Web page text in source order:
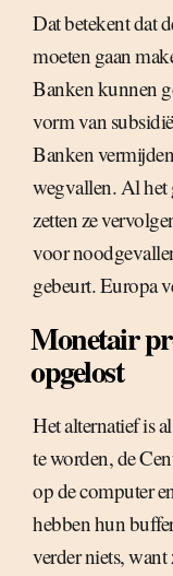
Dat betekent dat
moeten gaan
Banken kunnen
vorm van
Banken
wegvallen. Al het
zetten ze
voor
gebeurt. Europa
Monetair
opgelost
Het alternatief is
te worden, de
op de computer
hebben hun
verder niets,